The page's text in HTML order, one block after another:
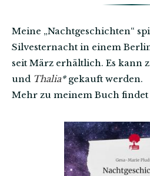
Meine „Nachtgeschichten“
Silvesternacht in einem
seit März erhältlich. Es kann
und Thalia*gekauft werden.
Mehr zu meinem Buch